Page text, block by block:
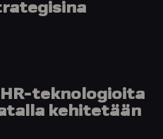
teknologioita
kehitetään